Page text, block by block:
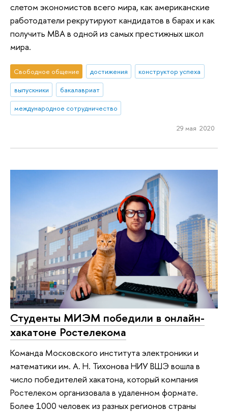
слетом экономистов всего мира, как американские
работодатели рекрутируют кандидатов в барах и как
получить МВА в одной из самых престижных школ
мира.
Свободное общение достижения
конструктор успеха
выпускники
бакалавриат
международное сотрудничество
29 мая 2020
Студенты МИЭМ победили в онлайн-
хакатоне Ростелекома
Команда Московского института электроники и
математики им. А. Н. Тихонова НИУ ВШЭ вошла в
число победителей хакатона, который компания
Ростелеком организовала в удаленном формате.
Более 1000 человек из разных регионов страны